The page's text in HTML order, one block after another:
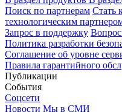
Поиск по партнерам Стать
технологическим
Запрос в поддержку
Политика разработки
Соглашение об уровне
Правила гарантийного
Публикации
События
Соцсети
Новости Мы в СМИ